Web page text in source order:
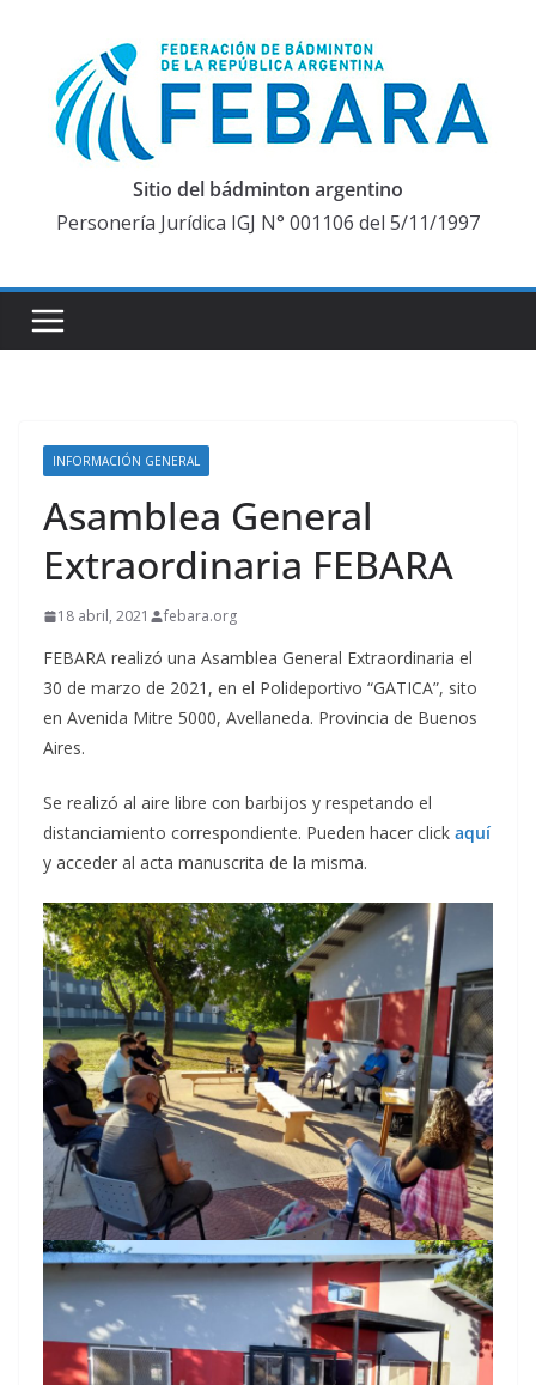
contenido
Sitio del bádminton argentino
Personería Jurídica IGJ N° 001106 del 5/11/1997
INFORMACIÓN GENERAL
Asamblea General
Extraordinaria FEBARA
18 abril, 2021 febara.org
FEBARA realizó una Asamblea General Extraordinaria el
30 de marzo de 2021, en el Polideportivo “GATICA”, sito
en Avenida Mitre 5000, Avellaneda. Provincia de Buenos
Aires.
Se realizó al aire libre con barbijos y respetando el
distanciamiento correspondiente. Pueden hacer click aquí
y acceder al acta manuscrita de la misma.